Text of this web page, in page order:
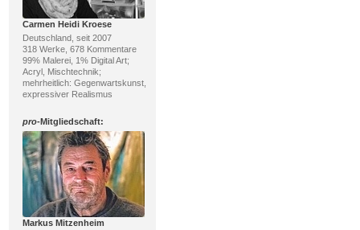
Carmen Heidi Kroese
Deutschland, seit 2007
318 Werke, 678 Kommentare
99% Malerei, 1% Digital Art;
Acryl, Mischtechnik;
mehrheitlich: Gegenwartskunst,
expressiver Realismus
pro-Mitgliedschaft:
Markus Mitzenheim